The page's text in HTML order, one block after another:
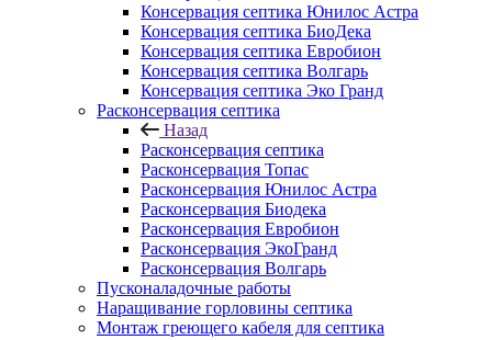
Консервация септика Юнилос Астра
Консервация септика БиоДека
Консервация септика Евробион
Консервация септика Волгарь
Консервация септика Эко Гранд
Расконсервация септика
Назад
Расконсервация септика
Расконсервация Топас
Расконсервация Юнилос Астра
Расконсервация Биодека
Расконсервация Евробион
Расконсервация ЭкоГранд
Расконсервация Волгарь
Пусконаладочные работы
Наращивание горловины септика
Монтаж греющего кабеля для септика